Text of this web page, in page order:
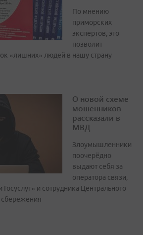
По мнению
приморских
экспертов, это
позволит
«лишних» людей в нашу страну
О новой схеме
мошенников
рассказали в
МВД
Злоумышленники
поочерёдно
выдают себя за
оператора связи,
и сотрудника Центрального
сбережения